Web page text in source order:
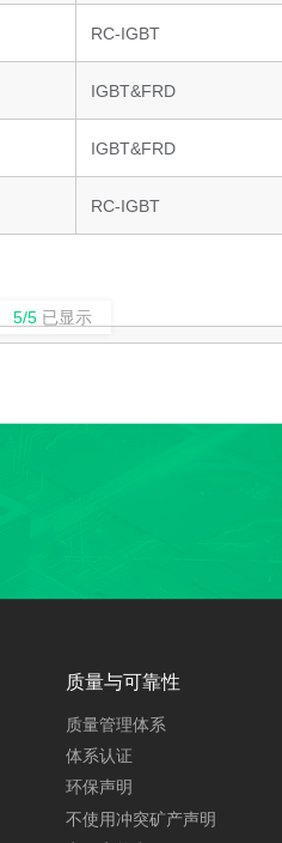
RC-IGBT
IGBT&FRD
IGBT&FRD
RC-IGBT
5/5 已显示
质量与可靠性
质量管理体系
体系认证
环保声明
不使用冲突矿产声明